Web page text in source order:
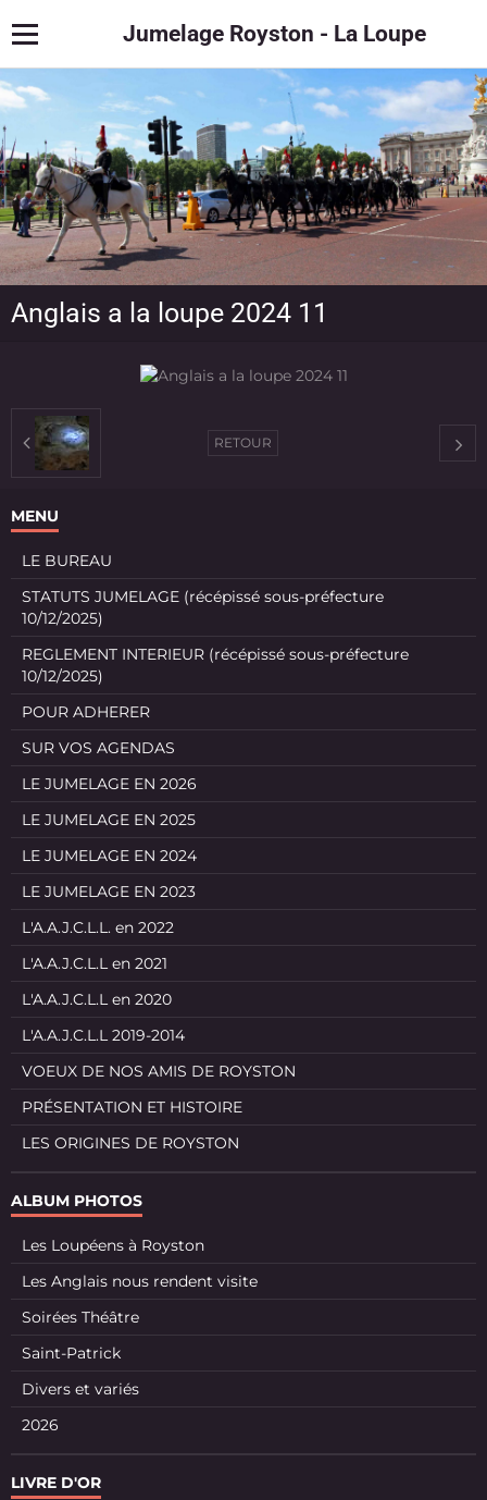
Jumelage Royston - La Loupe
Anglais a la loupe 2024 11
RETOUR
MENU
LE BUREAU
STATUTS JUMELAGE (récépissé sous-préfecture
10/12/2025)
REGLEMENT INTERIEUR (récépissé sous-préfecture
10/12/2025)
POUR ADHERER
SUR VOS AGENDAS
LE JUMELAGE EN 2026
LE JUMELAGE EN 2025
LE JUMELAGE EN 2024
LE JUMELAGE EN 2023
L'A.A.J.C.L.L. en 2022
L'A.A.J.C.L.L en 2021
L'A.A.J.C.L.L en 2020
L'A.A.J.C.L.L 2019-2014
VOEUX DE NOS AMIS DE ROYSTON
PRÉSENTATION ET HISTOIRE
LES ORIGINES DE ROYSTON
ALBUM PHOTOS
Les Loupéens à Royston
Les Anglais nous rendent visite
Soirées Théâtre
Saint-Patrick
Divers et variés
2026
LIVRE D'OR